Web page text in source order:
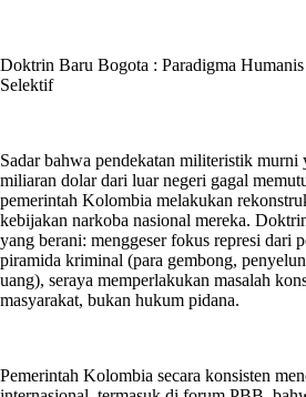
Doktrin Baru Bogota : Paradigma
Selektif
Sadar bahwa pendekatan militeristik murni
miliaran dolar dari luar negeri gagal
pemerintah Kolombia melakukan
kebijakan narkoba nasional mereka.
yang berani: menggeser fokus represi dari
piramida kriminal (para gembong,
uang), seraya memperlakukan masalah
masyarakat, bukan hukum pidana.
Pemerintah Kolombia secara konsisten